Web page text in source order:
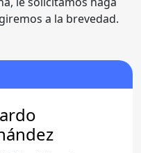
a la brevedad.